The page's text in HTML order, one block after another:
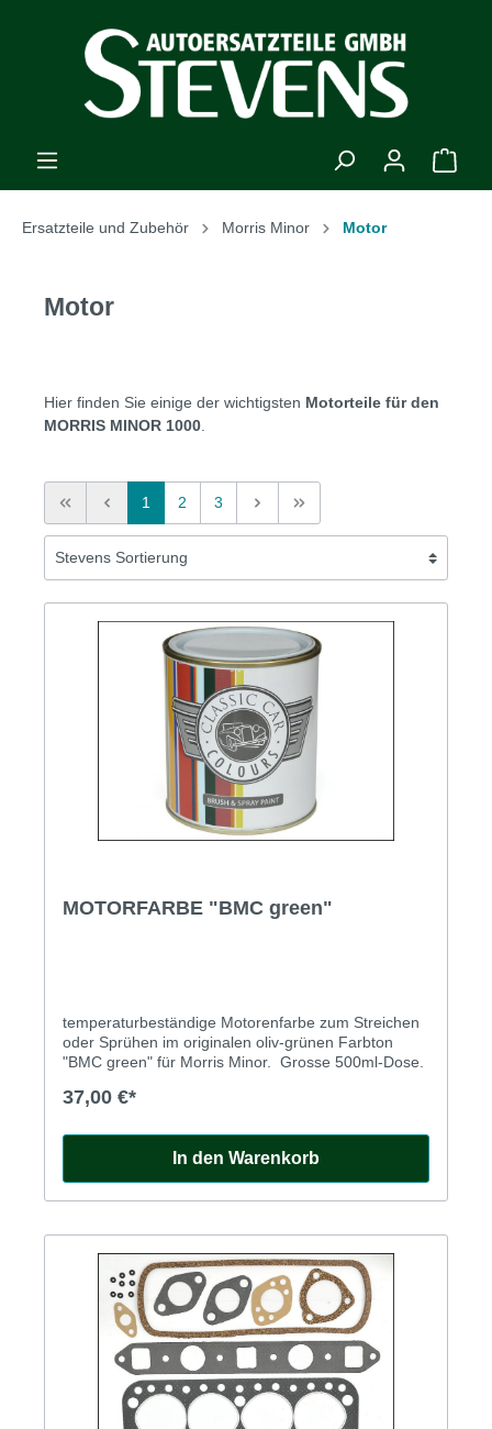
Ersatzteile und Zubehör Morris Minor Motor
Motor
Hier finden Sie einige der wichtigsten Motorteile für den
MORRIS MINOR 1000
1 2 3
MOTORFARBE "BMC green"
temperaturbeständige Motorenfarbe zum Streichen
oder Sprühen im originalen oliv-grünen Farbton
"BMC green" für Morris Minor. Grosse 500ml-Dose.
37,00 €*
In den Warenkorb